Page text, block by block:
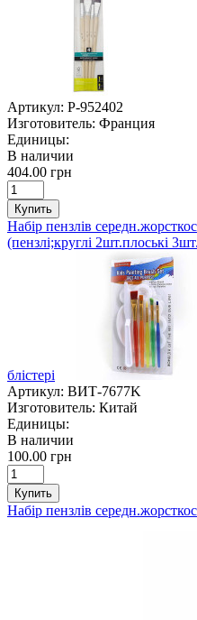
Артикул: P-952402
Изготовитель: Франция
Единицы:
В наличии
404.00 грн
Купить
Набір пензлів
(пензлі;круглі 2шт.плоські
блістері
Артикул: ВИТ-7677K
Изготовитель: Китай
Единицы:
В наличии
100.00 грн
Купить
Набір пензлів